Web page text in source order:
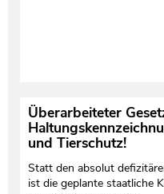
Überarbeiteter
und Tierschutz!
Statt den absolut
ist die geplante staatliche